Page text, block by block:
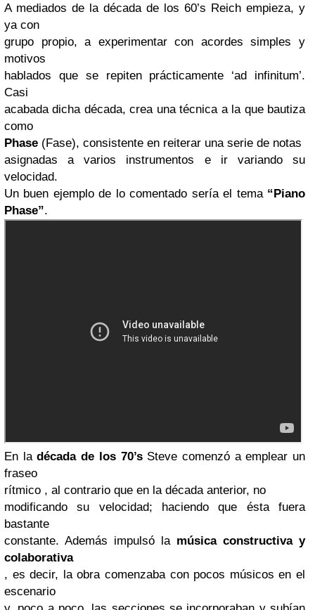
A mediados de la década de los 60’s Reich empieza, y
ya con
grupo propio, a experimentar con acordes simples y
motivos
hablados que se repiten prácticamente ‘ad infinitum’.
Casi
acabada dicha década, crea una técnica a la que bautiza
como
Phase (Fase), consistente en reiterar una serie de notas
asignadas a varios instrumentos e ir variando su
velocidad.
Un buen ejemplo de lo comentado sería el tema “Piano
Phase”.
En ladécada de los 70’sSteve comenzó a emplear un
fraseo
rítmico , al contrario que en la década anterior, no
modificando su velocidad; haciendo que ésta fuera
bastante
constante. Además impulsó la música constructiva y
colaborativa
, es decir, la obra comenzaba con pocos músicos en el
escenario